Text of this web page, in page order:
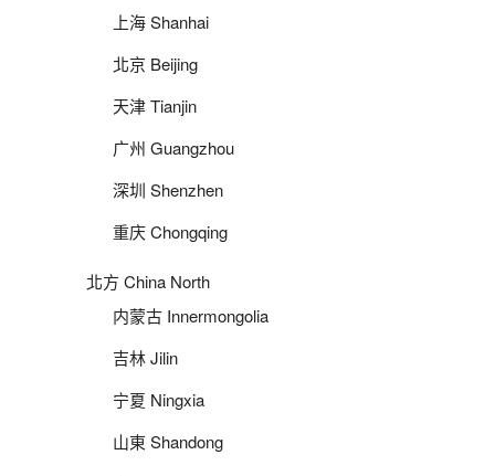
上海 Shanhai
北京 Beijing
天津 Tianjin
广州 Guangzhou
深圳 Shenzhen
重庆 Chongqing
北方 China North
内蒙古 Innermongolia
吉林 Jilin
宁夏 Ningxia
山東 Shandong